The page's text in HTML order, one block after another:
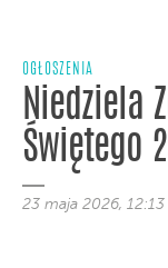
OGŁOSZENIA
Niedziela
Świętego
23 maja 2026, 12:13